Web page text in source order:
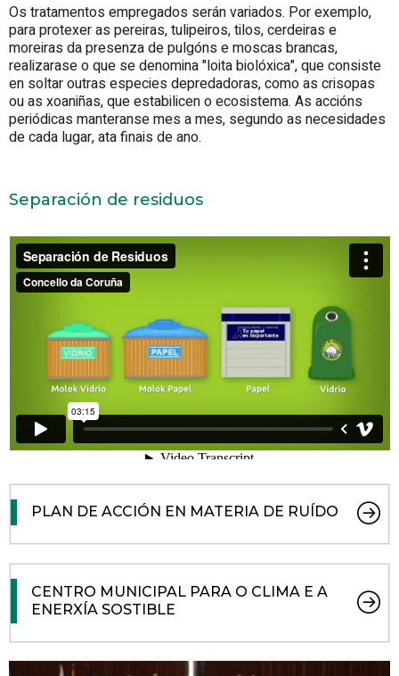
Os tratamentos empregados serán variados. Por exemplo,
para protexer as pereiras, tulipeiros, tilos, cerdeiras e
moreiras da presenza de pulgóns e moscas brancas,
realizarase o que se denomina "loita biolóxica", que consiste
en soltar outras especies depredadoras, como as crisopas
ou as xoaniñas, que estabilicen o ecosistema. As accións
periódicas manteranse mes a mes, segundo as necesidades
de cada lugar, ata finais de ano.
Separación de residuos
PLAN DE ACCIÓN EN MATERIA DE RUÍDO
CENTRO MUNICIPAL PARA O CLIMA E A
ENERXÍA SOSTIBLE